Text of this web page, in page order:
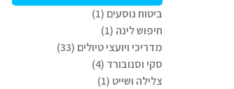
ביטוח נוסעים (1)
חיפוש לינה (1)
מדריכי ויועצי טיולים (33)
סקי וסנובורד (4)
צלילה ושייט (1)